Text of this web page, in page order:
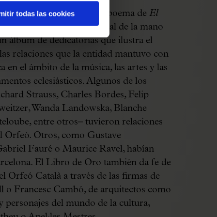
todas las cookies
con el autógrafo del poema deEl
de suincipitmusical de la mano
álbum de dedicatorias que ilustra el
relaciones que la entidad mantuvo con
en el ámbito de la música, las artes y las
eclesiásticos. Algunos de los
Strauss, Charles Bordes, Felip
Wanda Landowska, Blanche
entre otros– tuvieron relaciones
Orfeó. Otros, como Gustave
Fauré o Maurice Ravel, habían
El Libro de Oro también da fe de
Orfeó Català a través de las firmas de
Francesc Cambó, de arquitectos como
del mundo de la cultura,